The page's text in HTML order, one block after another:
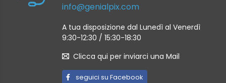
info@genialpix.com
A tua disposizione dal Lunedì al Venerdì
9:30-12:30 / 15:30-18:30
Clicca qui per inviarci una Mail
seguici su Facebook